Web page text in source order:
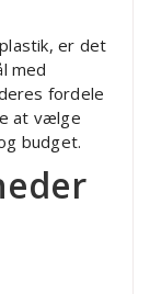
er det
med
fordele
at vælge
budget.